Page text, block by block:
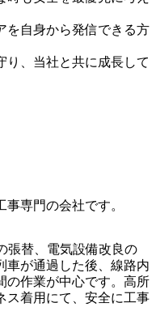
を自身から発信できる方
り、当社と共に成長して
専門の会社です。
張替、電気設備改良の
車が通過した後、線路内
の作業が中心です。高所
ス着用にて、安全に工事